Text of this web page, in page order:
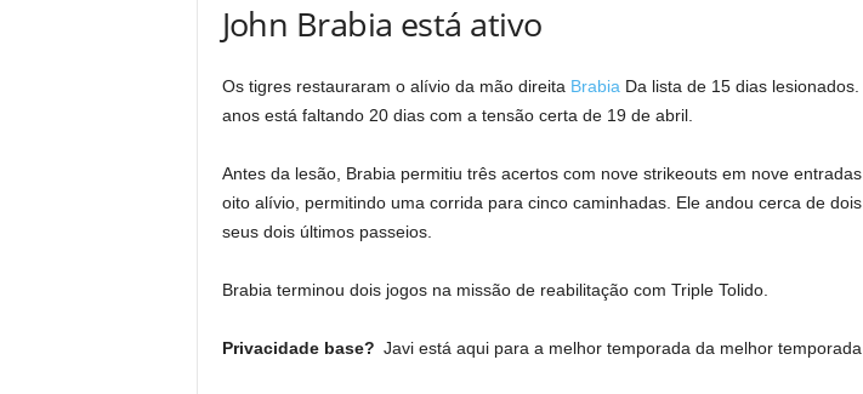
John Brabia está ativo
Os tigres restauraram o alívio da mão direita Brabia Da lista de 15 dias
anos está faltando 20 dias com a tensão certa de 19 de abril.
Antes da lesão, Brabia permitiu três acertos com nove strikeouts em nove
oito alívio, permitindo uma corrida para cinco caminhadas. Ele andou cerca de
seus dois últimos passeios.
Brabia terminou dois jogos na missão de reabilitação com Triple Tolido.
Privacidade base? Javi está aqui para a melhor temporada da melhor